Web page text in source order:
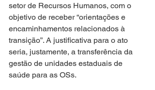
setor de Recursos Humanos, com o
objetivo de receber “orientações e
encaminhamentos relacionados à
transição”. A justificativa para o ato
seria, justamente, a transferência da
gestão de unidades estaduais de
saúde para as OSs.